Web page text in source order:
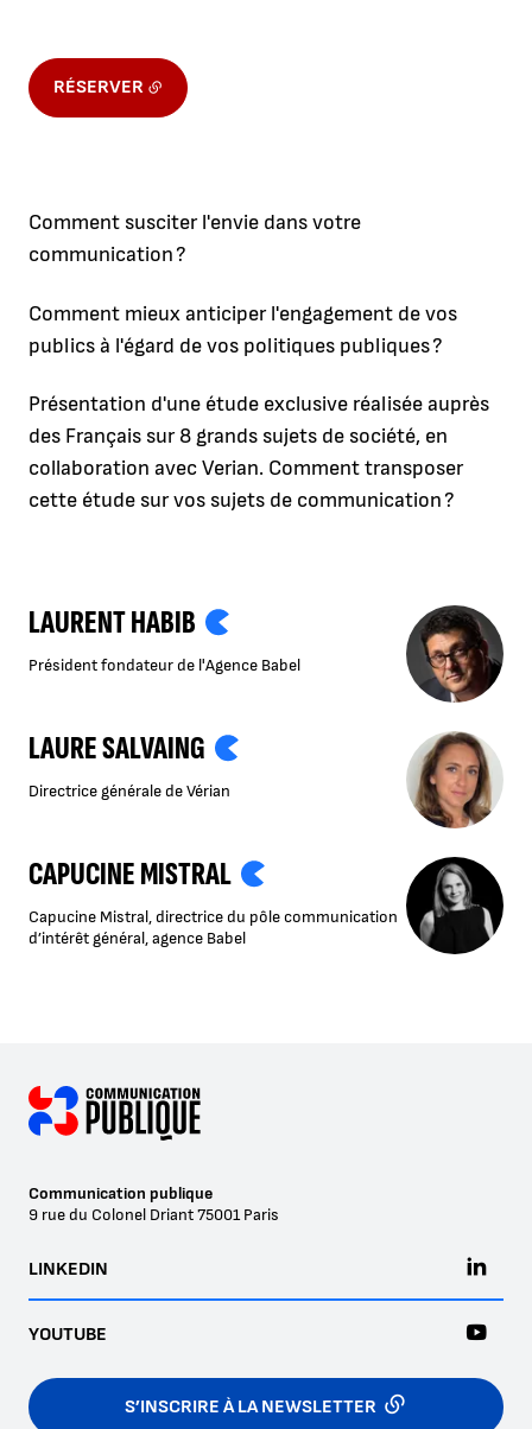
RÉSERVER
Comment susciter l'envie dans votre
communication ?
Comment mieux anticiper l'engagement de vos
publics à l'égard de vos politiques publiques ?
Présentation d'une étude exclusive réalisée auprès
des Français sur 8 grands sujets de société, en
collaboration avec Verian. Comment transposer
cette étude sur vos sujets de communication ?
LAURENT HABIB
Président fondateur de l'Agence Babel
LAURE SALVAING
Directrice générale de Vérian
CAPUCINE MISTRAL
Capucine Mistral, directrice du pôle communication
d’intérêt général, agence Babel
Communication publique
9 rue du Colonel Driant75001 Paris
S’INSCRIRE À LA NEWSLETTER
LINKEDIN
YOUTUBE